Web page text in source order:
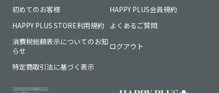
初めてのお客様
HAPPY PLUS会員規約
HAPPY PLUS STORE利用規約
よくあるご質問
消費税総額表示についてのお知
らせ
ログアウト
特定商取引法に基づく表示